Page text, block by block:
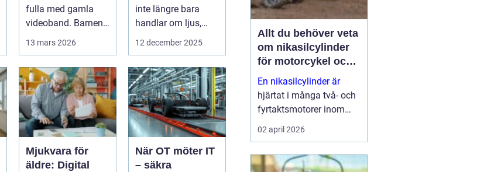
fulla med gamla
videoband. Barnens
13 mars 2026
inte längre bara
handlar om ljus,
värme eller...
12 december 2025
Mjukvara för
äldre: Digital
När OT möter IT
– säkra
Allt du behöver veta
om nikasilcylinder
för motorcykel och
snöskoter
En nikasilcylinder är
hjärtat i många två- och
fyrtaktsmotorer inom
motocross, enduro och
snöskoter. Rätt utförd
låg friktion, bra
02 april 2026